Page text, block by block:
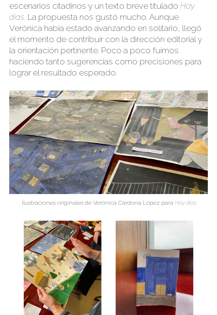
escenarios citadinos y un texto breve titulado Hay
días. La propuesta nos gustó mucho. Aunque
Verónica había estado avanzando en solitario, llegó
el momento de contribuir con la dirección editorial y
la orientación pertinente. Poco a poco fuimos
haciendo tanto sugerencias como precisiones para
lograr el resultado esperado.
Ilustraciones originales de Verónica Cardona López para Hay días.